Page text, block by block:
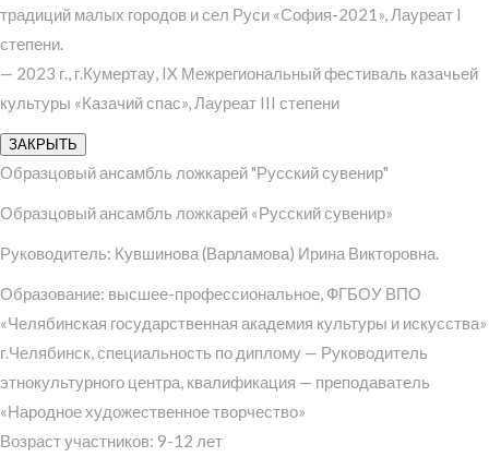
традиций малых городов и сел Руси «София-2021», Лауреат I
степени.
— 2023 г., г.Кумертау, IX Межрегиональный фестиваль казачьей
культуры «Казачий спас», Лауреат III степени
ЗАКРЫТЬ
Образцовый ансамбль ложкарей "Русский сувенир"
Образцовый ансамбль ложкарей «Русский сувенир»
Руководитель: Кувшинова (Варламова) Ирина Викторовна.
Образование: высшее-профессиональное, ФГБОУ ВПО
«Челябинская государственная академия культуры и искусства»
г.Челябинск, специальность по диплому — Руководитель
этнокультурного центра, квалификация — преподаватель
«Народное художественное творчество»
Возраст участников: 9-12 лет